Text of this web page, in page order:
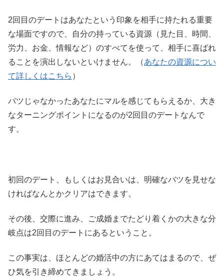
2回目のデートはあなたという印象を相手に持たれる重要
な場面ですので、自分の持っている資源（見た目、時間、
労力、お金、情報など）のすべてを使って、相手に喜ばれ
ることを演出しないといけません。（あなたの資源につい
て詳しくはこちら ）
バツじゃなかったあなたにマルを感じてもらえるか、大き
なターニングポイントになるのが2回目のデートなんで
す。
初回のデート、もしくはお見合いは、明確なバツを見せな
ければなんとかクリアはできます。
その後、交際に進み、ご成婚までたどり着くかの大きな分
岐点は2回目のデートにあるということ。
この事実は、ほとんどの婚活中の方にあてはまるので、ぜ
ひ気を引き締めてきましょう。